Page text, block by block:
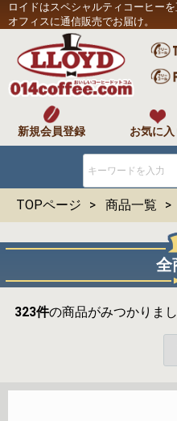
ロイドはスペシャルティコーヒー
オフィスに通信販売でお届け。
新規会員登録 お気に入
TOPページ 商品一覧
全
323件の商品がみつかりまし